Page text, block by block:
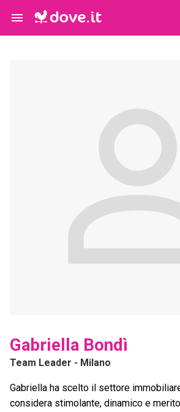
Gabriella Bondì
Team Leader - Milano
Gabriella ha scelto il settore
considera stimolante, dinamico e